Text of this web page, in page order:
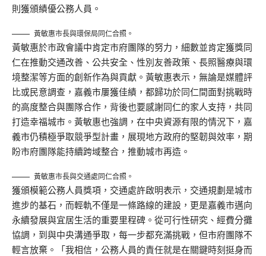
則獲頒績優公務人員。
黃敏惠市長與環保局同仁合照。
黃敏惠於市政會議中肯定市府團隊的努力，細數並肯定獲獎同
仁在推動交通改善、公共安全、性別友善政策、長照醫療與環
境整潔等方面的創新作為與貢獻。黃敏惠表示，無論是媒體評
比或民意調查，嘉義市屢獲佳績，都歸功於同仁間面對挑戰時
的高度整合與團隊合作，背後也要感謝同仁的家人支持，共同
打造幸福城市。黃敏惠也強調，在中央資源有限的情況下，嘉
義市仍積極爭取競爭型計畫，展現地方政府的堅韌與效率，期
盼市府團隊能持續跨域整合，推動城市再造。
黃敏惠市長與交通處同仁合照。
獲頒模範公務人員獎項，交通處許啟明表示，交通規劃是城市
進步的基石，而輕軌不僅是一條路線的建設，更是嘉義市邁向
永續發展與宜居生活的重要里程碑。從可行性研究、經費分攤
協調，到與中央溝通爭取，每一步都充滿挑戰，但市府團隊不
輕言放棄。「我相信，公務人員的責任就是在關鍵時刻挺身而